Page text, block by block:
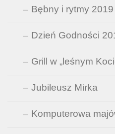
Bębny i rytmy 2019
Dzień Godności
Grill w „leśnym
Jubileusz Mirka
Komputerowa